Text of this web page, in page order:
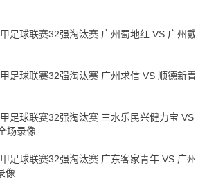
足球联赛32强淘汰赛 广州蜀地红 VS 广州戴拿
足球联赛32强淘汰赛 广州求信 VS 顺德新青年
足球联赛32强淘汰赛 三水乐民兴健力宝 VS 中
场录像
足球联赛32强淘汰赛 广东客家青年 VS 广州英
像